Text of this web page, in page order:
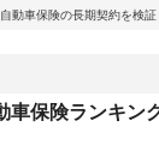
自動車保険の長期契約を検
車保険ランキン